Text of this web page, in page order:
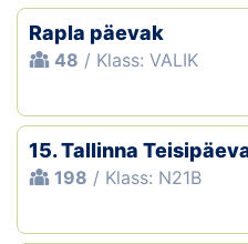
Rapla päevak
48 / Klass: VALIK
15. Tallinna
198 / Klass: N21B